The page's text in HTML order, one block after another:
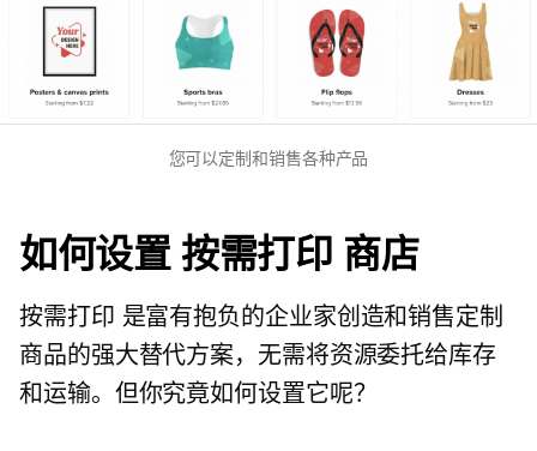
您可以定制和销售各种产品
如何设置 按需打印 商店
按需打印 是富有抱负的企业家创造和销售定制
商品的强大替代方案，无需将资源委托给库存
和运输。但你究竟如何设置它呢？